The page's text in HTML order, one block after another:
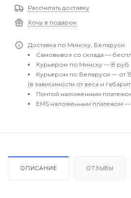
Рассчитать доставку
Хочу в подарок
Доставка по Минску, Беларуси:
Самовывоз со склада —
Курьером по Минску — 8 руб.
Курьером по Беларуси — от
(в зависимости от веса и
Почтой наложенным
EMS наложенным платежом —
ОПИСАНИЕ ОТЗЫВЫ